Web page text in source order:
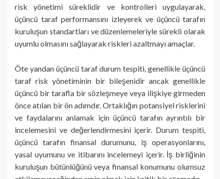
risk yönetimi süreklidir ve kontrolleri uygulayarak,
üçüncü taraf performansını izleyerek ve üçüncü tarafın
kuruluşun standartları ve düzenlemeleriyle sürekli olarak
uyumlu olmasını sağlayarak riskleri azaltmayı amaçlar.
Öte yandan üçüncü taraf durum tespiti, genellikle üçüncü
taraf risk yönetiminin bir bileşenidir ancak genellikle
üçüncü bir tarafla bir sözleşmeye veya ilişkiye girmeden
önce atılan bir ön adımdır. Ortaklığın potansiyel risklerini
ve faydalarını anlamak için üçüncü tarafın ayrıntılı bir
incelemesini ve değerlendirmesini içerir. Durum tespiti,
üçüncü tarafın finansal durumunu, iş operasyonlarını,
yasal uyumunu ve itibarını incelemeyi içerir. İş birliğinin
kuruluşun bütünlüğünü veya finansal konumunu olumsuz